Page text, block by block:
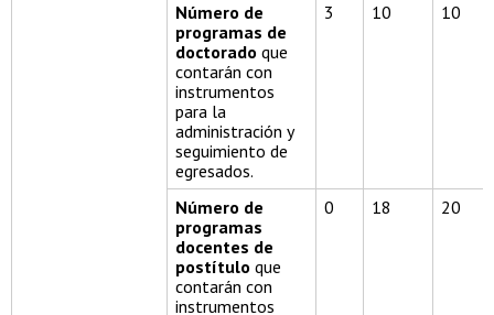
Número de
programas de
doctorado que
contarán con
instrumentos
para la
administración y
seguimiento de
egresados.
3 10 10
Número de
programas
docentes de
postítulo que
contarán con
instrumentos
0 18 20